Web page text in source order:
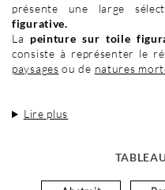
présente une large
figurative.
La peinture sur toile
consiste à représenter le
paysages ou de natures
Lire plus